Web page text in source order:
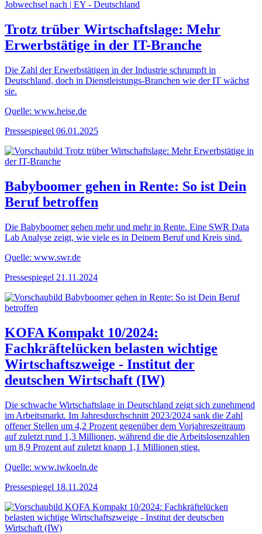
Trotz trüber Wirtschaftslage: Mehr
Erwerbstätige in der IT-Branche
Die Zahl der Erwerbstätigen in der Industrie schrumpft in
Deutschland, doch in Dienstleistungs-Branchen wie der IT wächst
sie.
Quelle: www.heise.de
Pressespiegel 06.01.2025
Babyboomer gehen in Rente: So ist Dein
Beruf betroffen
Die Babyboomer gehen mehr und mehr in Rente. Eine SWR Data
Lab Analyse zeigt, wie viele es in Deinem Beruf und Kreis sind.
Quelle: www.swr.de
Pressespiegel 21.11.2024
KOFA Kompakt 10/2024:
Fachkräftelücken belasten wichtige
Wirtschaftszweige - Institut der
deutschen Wirtschaft (IW)
Die schwache Wirtschaftslage in Deutschland zeigt sich zunehmend
im Arbeitsmarkt. Im Jahresdurchschnitt 2023/2024 sank die Zahl
offener Stellen um 4,2 Prozent gegenüber dem Vorjahreszeitraum
auf zuletzt rund 1,3 Millionen, während die die Arbeitslosenzahlen
um 8,9 Prozent auf zuletzt knapp 1,1 Millionen stieg.
Quelle: www.iwkoeln.de
Pressespiegel 18.11.2024